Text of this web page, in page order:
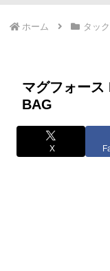
ホーム タッ
マグフォース
BAG
X